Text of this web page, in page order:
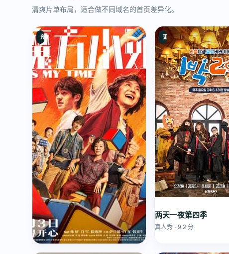
清爽片单布局，适合做不同域名的首页差异化。
预告片 更新至20260623期
两天一夜第四季
真人秀 · 9.2 分